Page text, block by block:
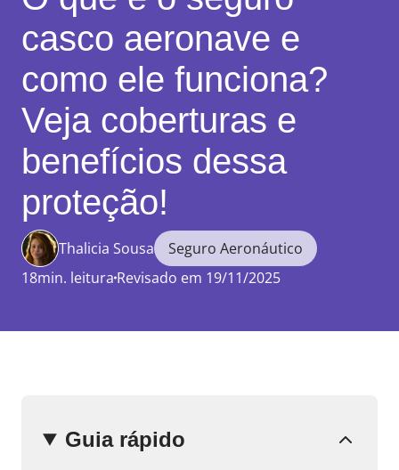
casco aeronave e
como ele funciona?
Veja coberturas e
benefícios dessa
proteção!
Thalicia Sousa
Seguro Aeronáutico
18min. leitura Revisado em 19/11/2025
Guia rápido